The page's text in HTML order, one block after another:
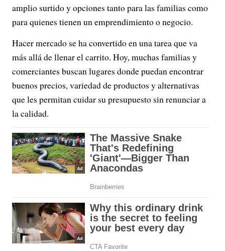
amplio surtido y opciones tanto para las familias como
para quienes tienen un emprendimiento o negocio.
Hacer mercado se ha convertido en una tarea que va
más allá de llenar el carrito. Hoy, muchas familias y
comerciantes buscan lugares donde puedan encontrar
buenos precios, variedad de productos y alternativas
que les permitan cuidar su presupuesto sin renunciar a
la calidad.